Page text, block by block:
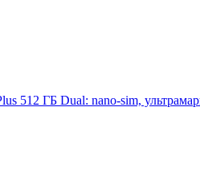
512 ГБ Dual: nano-sim,